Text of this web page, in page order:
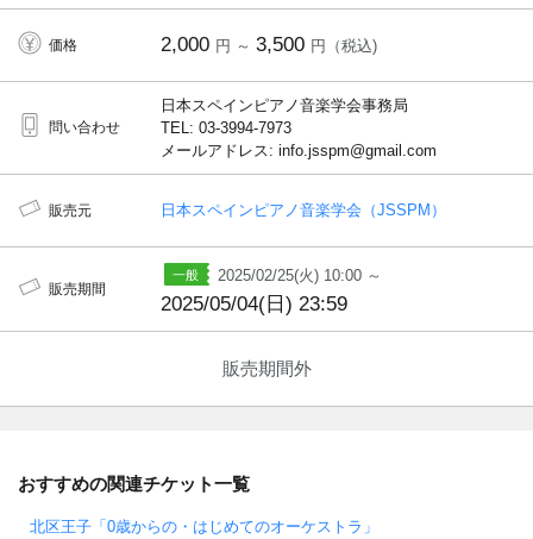
価格 2,000 円 ～ 3,500 円（税込)
問い合わせ
日本スペインピアノ音楽学会事務局
TEL: 03-3994-7973
メールアドレス: info.jsspm@gmail.com
販売元 日本スペインピアノ音楽学会（JSSPM）
販売期間
2025/02/25(火) 10:00 ～
2025/05/04(日) 23:59
販売期間外
おすすめの関連チケット一覧
北区王子「0歳からの・はじめてのオーケストラ」